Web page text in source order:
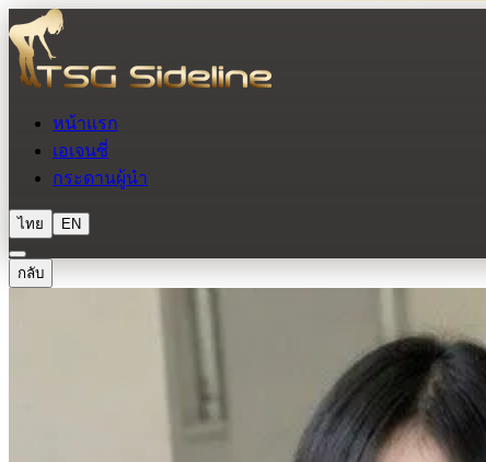
หน้าแรก
เอเจนซี่
กระดานผู้นำ
ไทย EN
กลับ